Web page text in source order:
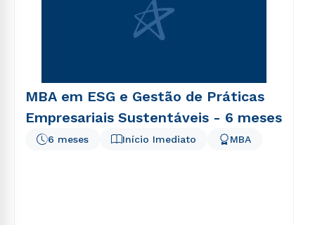
MBA em ESG e Gestão de Práticas
Empresariais Sustentáveis - 6 meses
Início Imediato
6 meses MBA